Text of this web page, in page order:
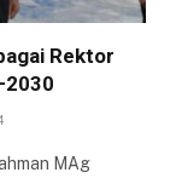
Rektor
MAg